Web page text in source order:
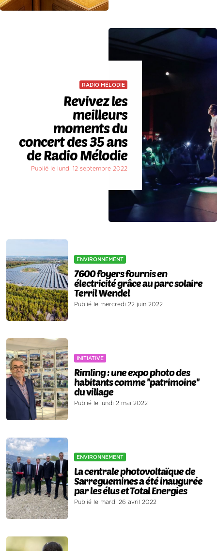
RADIO MÉLODIE
Revivez les
meilleurs
moments du
concert des 35 ans
de Radio Mélodie
Publié le lundi 12 septembre 2022
ENVIRONNEMENT
7600 foyers fournis en
électricité grâce au parc solaire
Terril Wendel
Publié le mercredi 22 juin 2022
INITIATIVE
Rimling : une expo photo des
habitants comme ''patrimoine''
du village
Publié le lundi 2 mai 2022
ENVIRONNEMENT
La centrale photovoltaïque de
Sarreguemines a été inaugurée
par les élus et Total Energies
Publié le mardi 26 avril 2022